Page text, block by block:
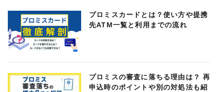
プロミスカードとは？使い方や提携
先ATM一覧と利用までの流れ
プロミスの審査に落ちる理由は？ 再
申込時のポイントや別の対処法も紹